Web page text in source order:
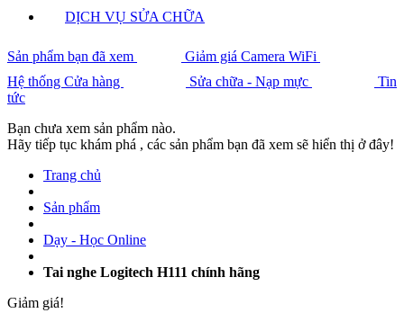
DỊCH VỤ SỬA CHỮA
Sản phẩm bạn đã xem
Giảm giá Camera WiFi
Hệ thống Cửa hàng
Sửa chữa - Nạp mực
Tin
tức
Bạn chưa xem sản phẩm nào.
Hãy tiếp tục khám phá , các sản phẩm bạn đã xem sẽ hiển thị ở đây!
Trang chủ
Sản phẩm
Dạy - Học Online
Tai nghe Logitech H111 chính hãng
Giảm giá!